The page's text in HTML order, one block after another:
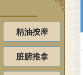
精油按摩
脏腑推拿